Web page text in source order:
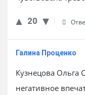
20
Галина Проценко
Кузнецова Ольга
негативное